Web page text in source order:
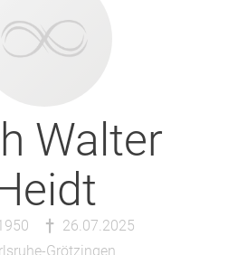
Walter
26.07.2025
Grötzingen